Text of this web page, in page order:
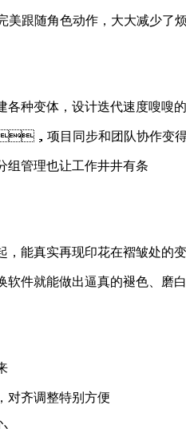
美跟随角色动作，大大减少了
建各种变体，设计迭代速度嗖嗖的
，项目同步和团队协作变
分组管理也让工作井井有条
，能真实再现印花在褶皱处的
软件就能做出逼真的褪色、磨
，对齐调整特别方便